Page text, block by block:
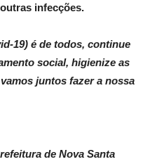
infecções.
19) é de todos, continue
social, higienize as
juntos fazer a nossa
de Nova Santa